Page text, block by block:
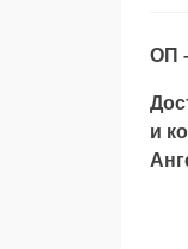
ОП
и